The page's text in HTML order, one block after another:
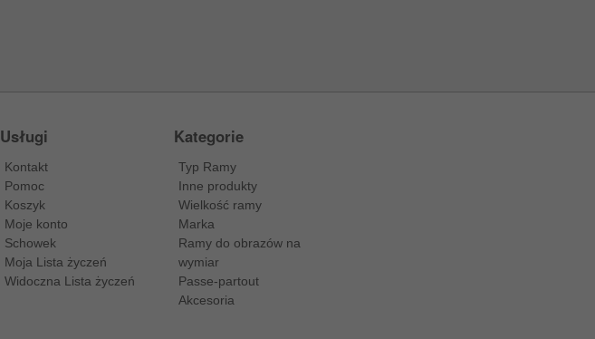
Usługi
Kontakt
Pomoc
Koszyk
Moje konto
Schowek
Moja Lista życzeń
Widoczna Lista życzeń
Kategorie
Typ Ramy
Inne produkty
Wielkość ramy
Marka
Ramy do obrazów na
wymiar
Passe-partout
Akcesoria